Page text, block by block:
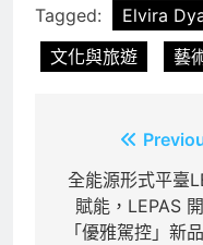
Tagged: Elvira
文化與旅遊
藝
章
導
全能源形式平臺
賦能，LEPAS
「優雅駕控」新